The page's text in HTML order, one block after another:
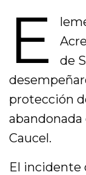
E
de
protección
abandonada
Caucel.
El incidente